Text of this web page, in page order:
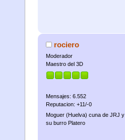
rociero
Moderador
Maestro del 3D
Mensajes: 6.552
Reputacion: +11/-0
Moguer (Huelva) cuna de JRJ y
su burro Platero